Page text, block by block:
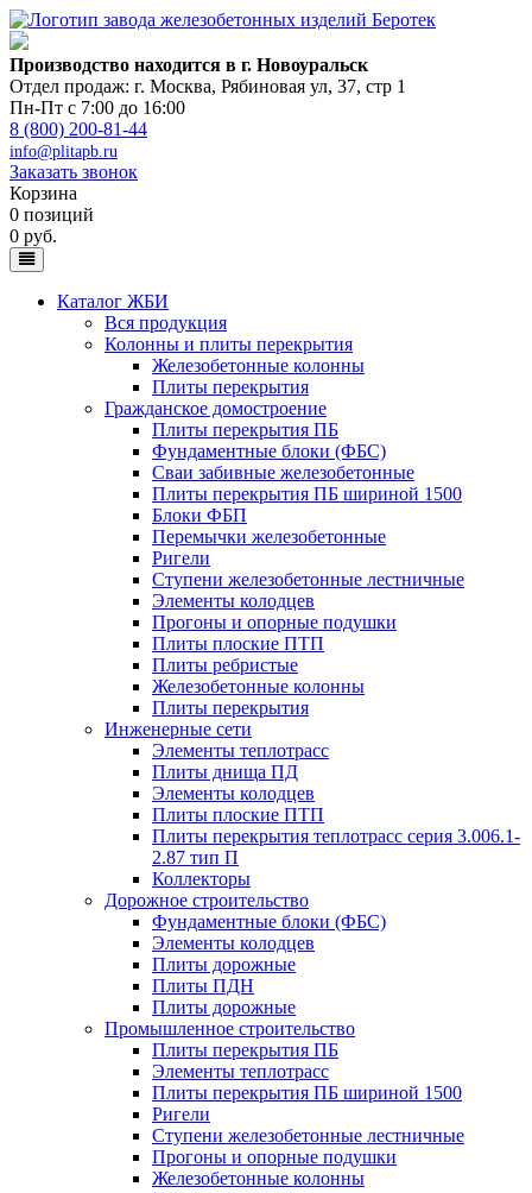
Производство находится в г. Новоуральск
Отдел продаж: г. Москва, Рябиновая ул, 37, стр 1
Пн-Пт с 7:00 до 16:00
8 (800) 200-81-44
info@plitapb.ru
Заказать звонок
Корзина
0 позиций
0 руб.
Каталог ЖБИ
Вся продукция
Колонны и плиты перекрытия
Железобетонные колонны
Плиты перекрытия
Гражданское домостроение
Плиты перекрытия ПБ
Фундаментные блоки (ФБС)
Сваи забивные железобетонные
Плиты перекрытия ПБ шириной 1500
Блоки ФБП
Перемычки железобетонные
Ригели
Ступени железобетонные лестничные
Элементы колодцев
Прогоны и опорные подушки
Плиты плоские ПТП
Плиты ребристые
Железобетонные колонны
Плиты перекрытия
Инженерные сети
Элементы теплотрасс
Плиты днища ПД
Элементы колодцев
Плиты плоские ПТП
Плиты перекрытия теплотрасс серия 3.006.1-
2.87 тип П
Коллекторы
Дорожное строительство
Фундаментные блоки (ФБС)
Элементы колодцев
Плиты дорожные
Плиты ПДН
Плиты дорожные
Промышленное строительство
Плиты перекрытия ПБ
Элементы теплотрасс
Плиты перекрытия ПБ шириной 1500
Ригели
Ступени железобетонные лестничные
Прогоны и опорные подушки
Железобетонные колонны